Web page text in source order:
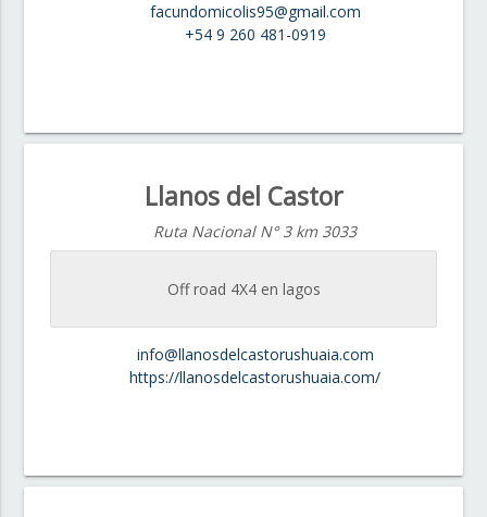
facundomicolis95@gmail.com
+54 9 260 481-0919
Llanos del Castor
Ruta Nacional N° 3 km 3033
Off road 4X4 en lagos
info@llanosdelcastorushuaia.com
https://llanosdelcastorushuaia.com/